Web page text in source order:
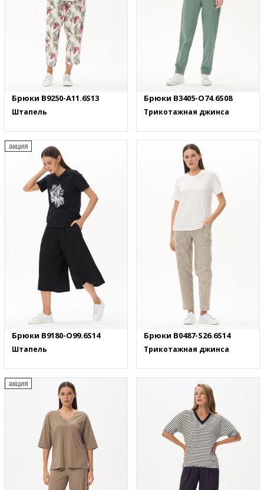
Брюки B9250-A11.6S13
Штапель
Брюки B3405-O74.6S08
Трикотажная джинса
акция
Брюки B9180-O99.6S14
Штапель
Брюки B0487-S26.6S14
Трикотажная джинса
акция